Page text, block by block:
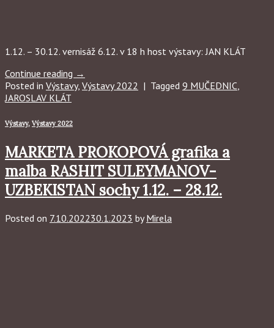
1.12. – 30.12. vernisáž 6.12. v 18 h host výstavy: JAN KLÁT
Continue reading →
Posted in Výstavy, Výstavy 2022 | Tagged 9 MUČEDNIC
JAROSLAV KLÁT
Výstavy, Výstavy 2022
MARKETA PROKOPOVÁ grafika a
malba RASHIT SULEYMANOV-
UZBEKISTAN sochy 1.12. – 28.12.
Posted on 7.10.202230.1.2023 byMirela